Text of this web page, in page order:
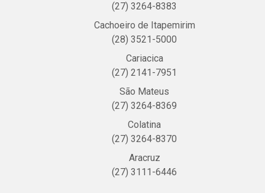
(27) 3264-8383
Cachoeiro de Itapemirim
(28) 3521-5000
Cariacica
(27) 2141-7951
São Mateus
(27) 3264-8369
Colatina
(27) 3264-8370
Aracruz
(27) 3111-6446